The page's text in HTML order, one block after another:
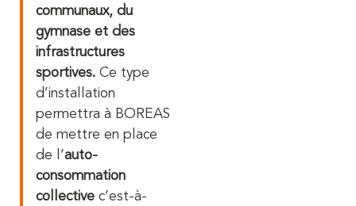
communaux, du
gymnase et des
infrastructures
sportives. Ce type
d’installation
permettra à BOREAS
de mettre en place
de l’auto-
consommation
collective c’est-à-